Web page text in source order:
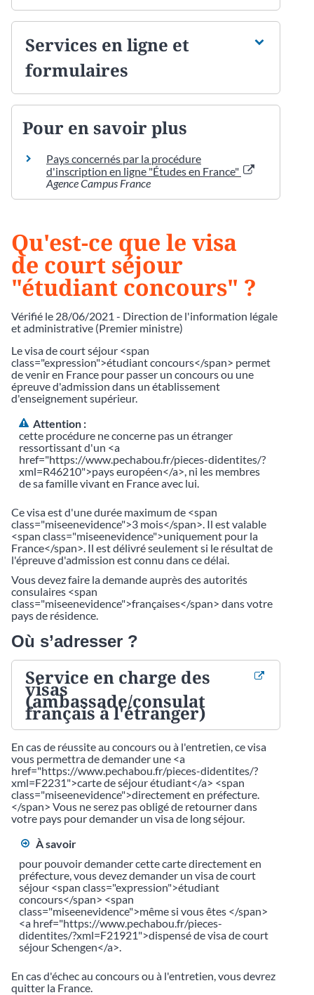
Services en ligne et
formulaires
Pour en savoir plus
Pays concernés par la procédure
d'inscription en ligne "Études en France"
Agence Campus France
Qu'est-ce que le visa
de court séjour
"étudiant concours" ?
Vérifié le 28/06/2021 - Direction de l'information légale
et administrative (Premier ministre)
Le visa de court séjour <span
class="expression">étudiant concours</span> permet
de venir en France pour passer un concours ou une
épreuve d'admission dans un établissement
d'enseignement supérieur.
Attention :
cette procédure ne concerne pas un étranger
ressortissant d'un <a
href="https://www.pechabou.fr/pieces-didentites/?
xml=R46210">pays européen</a>, ni les membres
de sa famille vivant en France avec lui.
Ce visa est d'une durée maximum de <span
class="miseenevidence">3 mois</span>. Il est valable
<span class="miseenevidence">uniquement pour la
France</span>. Il est délivré seulement si le résultat de
l'épreuve d'admission est connu dans ce délai.
Vous devez faire la demande auprès des autorités
consulaires <span
class="miseenevidence">françaises</span> dans votre
pays de résidence.
Où s’adresser ?
Service en charge des
visas
(ambassade/consulat
français à l'étranger)
En cas de réussite au concours ou à l'entretien, ce visa
vous permettra de demander une <a
href="https://www.pechabou.fr/pieces-didentites/?
xml=F2231">carte de séjour étudiant</a> <span
class="miseenevidence">directement en préfecture.
</span> Vous ne serez pas obligé de retourner dans
votre pays pour demander un visa de long séjour.
À savoir
pour pouvoir demander cette carte directement en
préfecture, vous devez demander un visa de court
séjour <span class="expression">étudiant
concours</span> <span
class="miseenevidence">même si vous êtes </span>
<a href="https://www.pechabou.fr/pieces-
didentites/?xml=F21921">dispensé de visa de court
séjour Schengen</a>.
En cas d'échec au concours ou à l'entretien, vous devrez
quitter la France.